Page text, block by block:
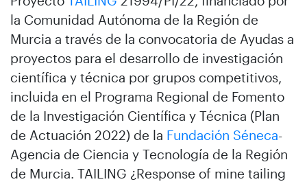
la Comunidad Autónoma de la Región de
Murcia a través de la convocatoria de Ayudas a
proyectos para el desarrollo de investigación
científica y técnica por grupos competitivos,
incluida en el Programa Regional de Fomento
de la Investigación Científica y Técnica (Plan
de Actuación 2022) de la Fundación Séneca-
Agencia de Ciencia y Tecnología de la Región
de Murcia. TAILING ¿Response of mine tailing